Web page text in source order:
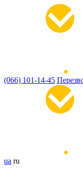
(066) 101-14-45
ua ru